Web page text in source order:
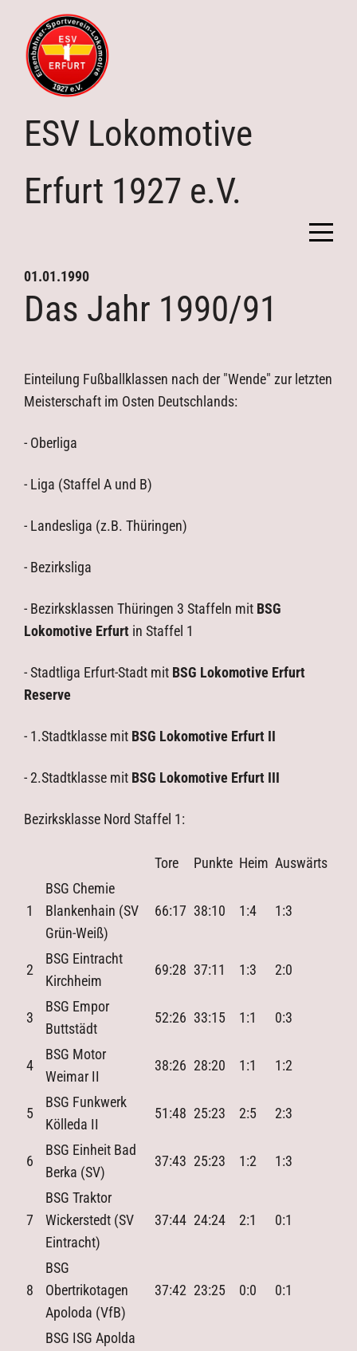
ESV Lokomotive
Erfurt 1927 e.V.
Home
Verein
Abteilungen
Archiv
01.01.1990
Das Jahr 1990/91
Einteilung Fußballklassen nach der "Wende" zur letzten
Meisterschaft im Osten Deutschlands:
- Oberliga
- Liga (Staffel A und B)
- Landesliga (z.B. Thüringen)
- Bezirksliga
- Bezirksklassen Thüringen 3 Staffeln mit BSG
Lokomotive Erfurt in Staffel 1
- Stadtliga Erfurt-Stadt mit BSG Lokomotive Erfurt
Reserve
- 1.Stadtklasse mit BSG Lokomotive Erfurt II
- 2.Stadtklasse mit BSG Lokomotive Erfurt III
Bezirksklasse Nord Staffel 1:
Tore Punkte Heim Auswärts
1
BSG Chemie
Blankenhain (SV
Grün-Weiß)
66:17 38:10 1:4 1:3
2
BSG Eintracht
Kirchheim
69:28 37:11 1:3 2:0
3
BSG Empor
Buttstädt
52:26 33:15 1:1 0:3
4
BSG Motor
Weimar II
38:26 28:20 1:1 1:2
5
BSG Funkwerk
Kölleda II
51:48 25:23 2:5 2:3
6
BSG Einheit Bad
Berka (SV)
37:43 25:23 1:2 1:3
7
BSG Traktor
Wickerstedt (SV
Eintracht)
37:44 24:24 2:1 0:1
8
BSG
Obertrikotagen
Apoloda (VfB)
37:42 23:25 0:0 0:1
BSG ISG Apolda